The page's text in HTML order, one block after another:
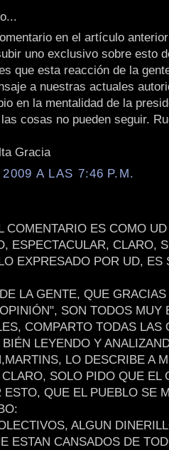
en el artículo
uno exclusivo sobre esto
que esta reacción de la
a nuestras actuales
en la mentalidad de la
cosas no pueden seguir.
Gracia
A LAS 7:46 P.M.
COMENTARIO ES COMO
ESPECTACULAR, CLARO,
EXPRESADO POR UD, ES
LA GENTE, QUE
SON TODOS MUY
COMPARTO TODAS LAS
LEYENDO Y
LO DESCRIBE A
SOLO PIDO QUE EL
ESTO, QUE EL PUEBLO SE
ALGUN
ESTAN CANSADOS DE